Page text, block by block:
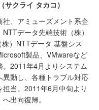
クライ タカコ）
、アミューズメント系企
データ先端技術（株）
）NTTデータ 基盤シス
製品、VMwareなど
2011年4月よりシステム
動し、各種トラブル対応
当。2011年6月中旬より
出向復帰。